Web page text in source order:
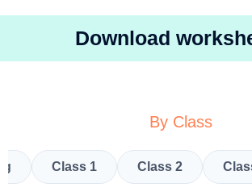
Download
By Class
Class 1 Class 2